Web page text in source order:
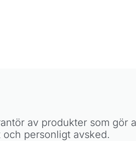
av produkter som gör
personligt avsked.